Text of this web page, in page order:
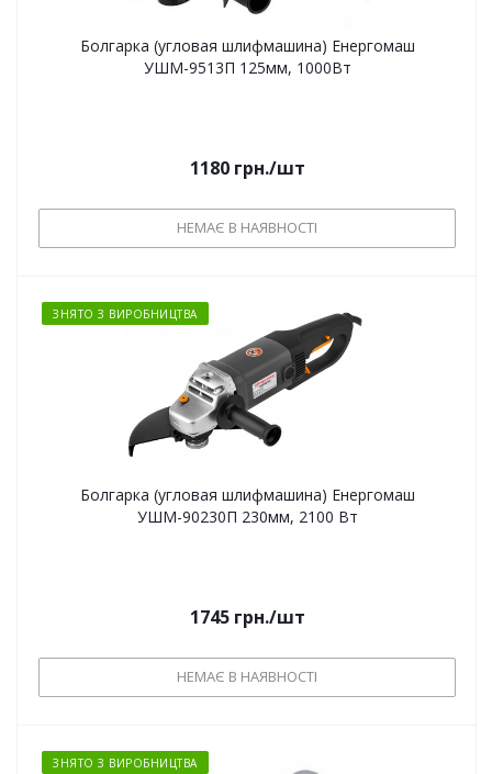
Болгарка (угловая шлифмашина) Енергомаш
УШМ-9513П 125мм, 1000Вт
1180грн./шт
НЕМАЄ В НАЯВНОСТІ
ЗНЯТО З ВИРОБНИЦТВА
Болгарка (угловая шлифмашина) Енергомаш
УШМ-90230П 230мм, 2100 Вт
1745грн./шт
НЕМАЄ В НАЯВНОСТІ
ЗНЯТО З ВИРОБНИЦТВА